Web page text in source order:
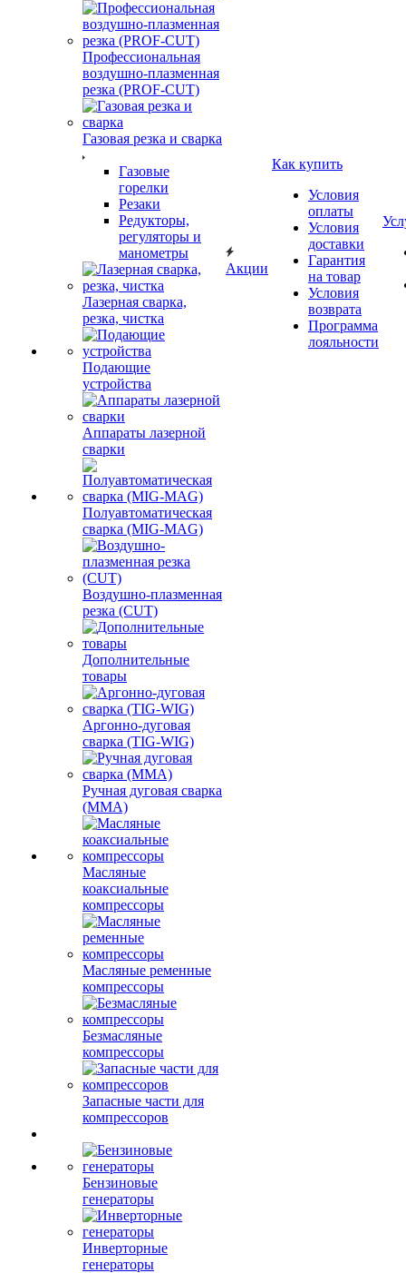
Профессиональная
воздушно-плазменная
резка (PROF-CUT)
Газовая резка и сварка
Газовые
горелки
Резаки
Редукторы,
регуляторы и
манометры
Лазерная сварка,
резка, чистка
Подающие
устройства
Аппараты лазерной
сварки
Полуавтоматическая
сварка (MIG-MAG)
Воздушно-плазменная
резка (CUT)
Дополнительные
товары
Аргонно-дуговая
сварка (TIG-WIG)
Ручная дуговая сварка
(MMA)
Масляные
коаксиальные
компрессоры
Масляные ременные
компрессоры
Безмасляные
компрессоры
Запасные части для
компрессоров
Бензиновые
генераторы
Инверторные
генераторы
Акции
Как купить
Условия
оплаты
Условия
доставки
Гарантия
на товар
Условия
возврата
Программа
лояльности